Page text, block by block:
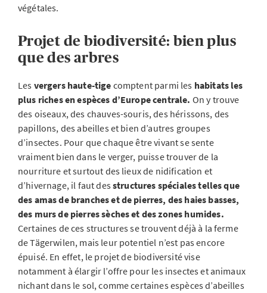
végétales.
Projet de biodiversité: bien plus
que des arbres
Les vergers haute-tige comptent parmi les habitats les
plus riches en espèces d’Europe centrale. On y trouve
des oiseaux, des chauves-souris, des hérissons, des
papillons, des abeilles et bien d’autres groupes
d’insectes. Pour que chaque être vivant se sente
vraiment bien dans le verger, puisse trouver de la
nourriture et surtout des lieux de nidification et
d’hivernage, il faut desstructures spéciales telles que
des amas de branches et de pierres, des haies basses,
des murs de pierres sèches et des zones humides.
Certaines de ces structures se trouvent déjà à la ferme
de Tägerwilen, mais leur potentiel n’est pas encore
épuisé. En effet, le projet de biodiversité vise
notamment à élargir l’offre pour les insectes et animaux
nichant dans le sol, comme certaines espèces d’abeilles